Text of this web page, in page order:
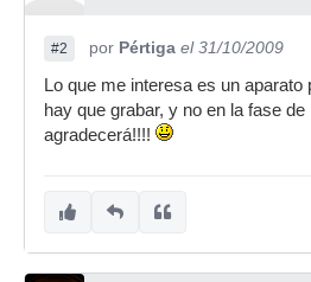
#2 por Pértiga el 31/10/2009
Lo que me interesa es un aparato
hay que grabar, y no en la fase
agradecerá!!!!